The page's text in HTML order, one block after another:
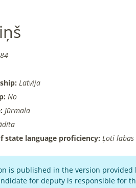
Latvija
No
Jūrmala
state language proficiency: Ļoti labas
is published in the version
for deputy is responsible for